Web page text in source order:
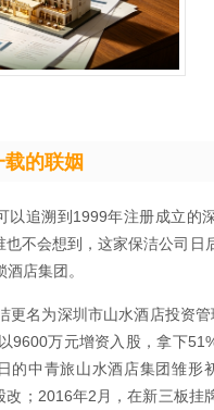
的联姻
以追溯到1999年注册成立的
不会想到，这家保洁公司日
店集团。
更名为深圳市山水酒店投资
9600万元增资入股，拿下
的中青旅山水酒店集团雏形
改；2016年2月，在新三板挂